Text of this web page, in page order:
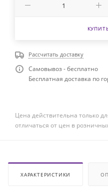
Рассчитать доставку
Самовывоз - бесплатно
Бесплатная доставка по
Цена действительна только
отличаться от цен в
ХАРАКТЕРИСТИКИ